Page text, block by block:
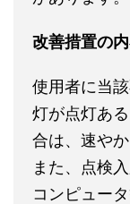
改善措置の
使用者に当
灯が点灯あ
合は、速や
また、点検
コンピュー